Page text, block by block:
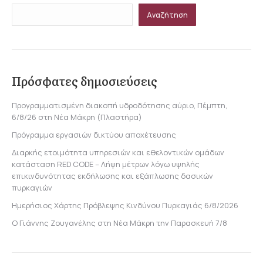
Αναζήτηση
Πρόσφατες δημοσιεύσεις
Προγραμματισμένη διακοπή υδροδότησης αύριο, Πέμπτη,
6/8/26 στη Νέα Μάκρη (Πλαστήρα)
Πρόγραμμα εργασιών δικτύου αποχέτευσης
Διαρκής ετοιμότητα υπηρεσιών και εθελοντικών ομάδων
κατάσταση RED CODE – Λήψη μέτρων λόγω υψηλής
επικινδυνότητας εκδήλωσης και εξάπλωσης δασικών
πυρκαγιών
Ημερήσιος Χάρτης Πρόβλεψης Κινδύνου Πυρκαγιάς 6/8/2026
Ο Γιάννης Ζουγανέλης στη Νέα Μάκρη την Παρασκευή 7/8